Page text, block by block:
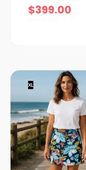
$399.00
XL